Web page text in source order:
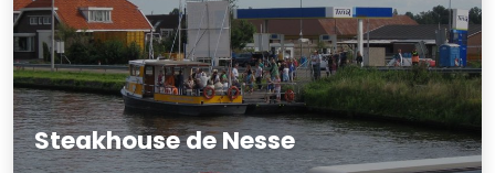
Steakhouse de Nesse